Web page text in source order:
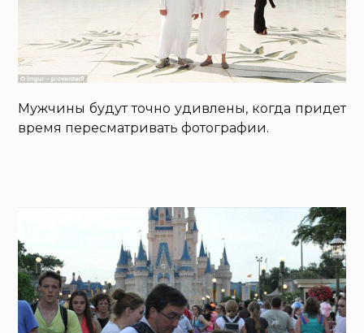
Мужчины будут точно удивлены, когда придет
время пересматривать фотографии.